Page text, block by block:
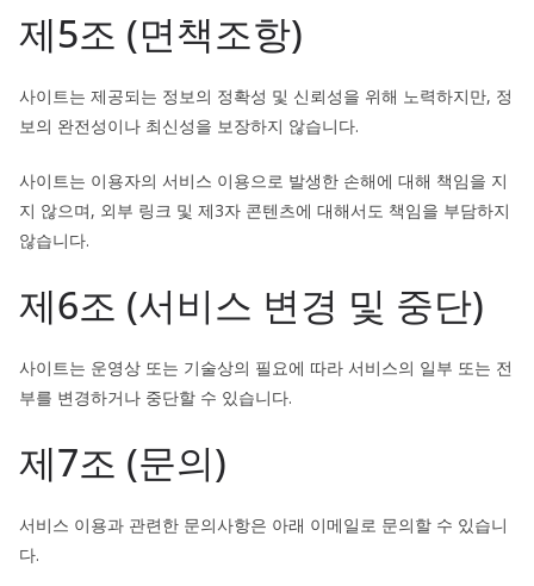
제5조 (면책조항)
사이트는 제공되는 정보의 정확성 및 신뢰성을 위해 노력하지만, 정
보의 완전성이나 최신성을 보장하지 않습니다.
사이트는 이용자의 서비스 이용으로 발생한 손해에 대해 책임을 지
지 않으며, 외부 링크 및 제3자 콘텐츠에 대해서도 책임을 부담하지
않습니다.
제6조 (서비스 변경 및 중단)
사이트는 운영상 또는 기술상의 필요에 따라 서비스의 일부 또는 전
부를 변경하거나 중단할 수 있습니다.
제7조 (문의)
서비스 이용과 관련한 문의사항은 아래 이메일로 문의할 수 있습니
다.